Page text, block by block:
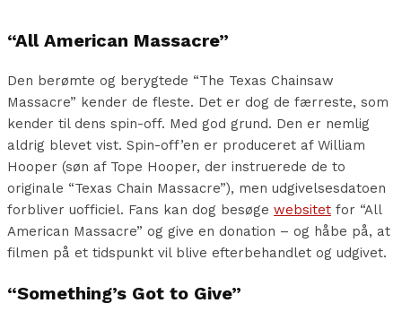
“All American Massacre”
Den berømte og berygtede “The Texas Chainsaw
Massacre” kender de fleste. Det er dog de færreste, som
kender til dens spin-off. Med god grund. Den er nemlig
aldrig blevet vist. Spin-off’en er produceret af William
Hooper (søn af Tope Hooper, der instruerede de to
originale “Texas Chain Massacre”), men udgivelsesdatoen
forbliver uofficiel. Fans kan dog besøge websitet for “All
American Massacre” og give en donation – og håbe på, at
filmen på et tidspunkt vil blive efterbehandlet og udgivet.
“Something’s Got to Give”